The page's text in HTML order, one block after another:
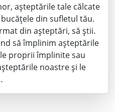
așteptările tale călcate
din sufletul tău.
din așteptări, să știi.
să împlinim așteptările
proprii împlinite sau
noastre și le